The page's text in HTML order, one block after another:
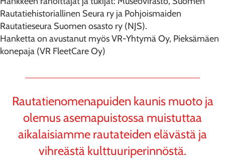
Rautatiehistoriallinen Seura ry ja Pohjoismaiden
Rautatieseura Suomen osasto ry (NJS).
Hanketta on avustanut myös VR-Yhtymä Oy, Pieksämäen
konepaja (VR FleetCare Oy)
Rautatienomenapuiden kaunis muoto ja
olemus asemapuistossa muistuttaa
aikalaisiamme rautateiden elävästä ja
vihreästä kulttuuriperinnöstä.